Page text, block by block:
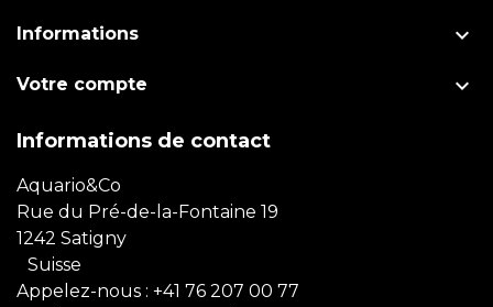
Informations 
Votre compte 
Informations de contact
Aquario&Co
Rue du Pré-de-la-Fontaine 19
1242 Satigny
Suisse
Appelez-nous : +41 76 207 00 77